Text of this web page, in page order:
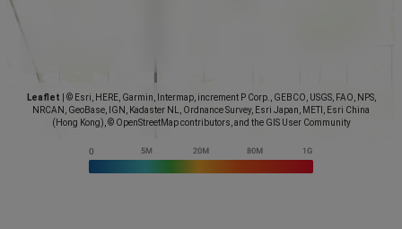
Leaflet
© Esri, HERE, Garmin, Intermap, increment P Corp., GEBCO, USGS, FAO, NPS,
NRCAN, GeoBase, IGN, Kadaster NL, Ordnance Survey, Esri Japan, METI, Esri China
(Hong Kong), © OpenStreetMap contributors, and the GIS User Community